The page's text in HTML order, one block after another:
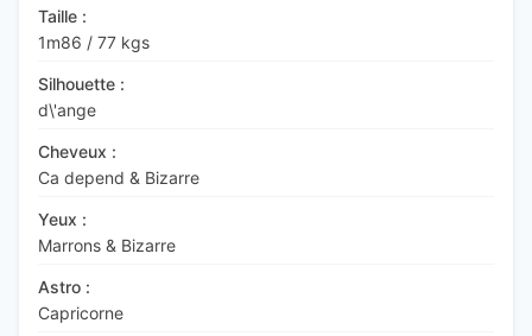
Taille :
1m86 / 77 kgs
Silhouette :
d\'ange
Cheveux :
Ca depend & Bizarre
Yeux :
Marrons & Bizarre
Astro :
Capricorne